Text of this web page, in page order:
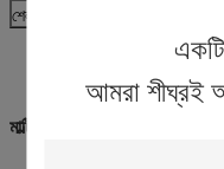
একটি
আমরা শীঘ্রই
শেলফ জীবন
মাল্টি পারপাস স্প্রে লুবের সতর্কতা